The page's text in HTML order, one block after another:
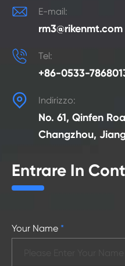
 E-mail:
rm3@rikenmt.com
 Tel:
+86-0533-
 Indirizzo:
No. 61, Qinfen
Changzhou,
Entrare In
Your Name *